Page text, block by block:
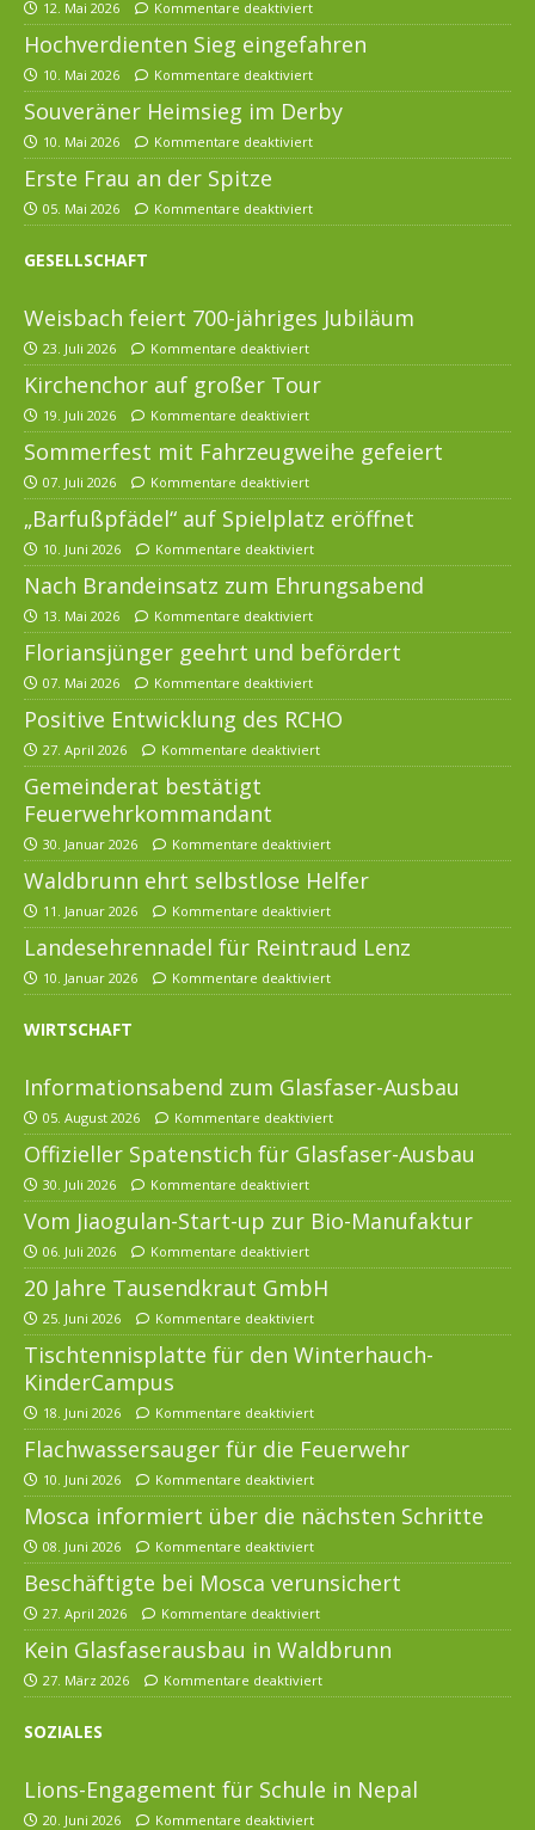
12. Mai 2026 Kommentare deaktiviert
Hochverdienten Sieg eingefahren
10. Mai 2026 Kommentare deaktiviert
Souveräner Heimsieg im Derby
10. Mai 2026 Kommentare deaktiviert
Erste Frau an der Spitze
05. Mai 2026 Kommentare deaktiviert
GESELLSCHAFT
Weisbach feiert 700-jähriges Jubiläum
23. Juli 2026 Kommentare deaktiviert
Kirchenchor auf großer Tour
19. Juli 2026 Kommentare deaktiviert
Sommerfest mit Fahrzeugweihe gefeiert
07. Juli 2026 Kommentare deaktiviert
„Barfußpfädel“ auf Spielplatz eröffnet
10. Juni 2026 Kommentare deaktiviert
Nach Brandeinsatz zum Ehrungsabend
13. Mai 2026 Kommentare deaktiviert
Floriansjünger geehrt und befördert
07. Mai 2026 Kommentare deaktiviert
Positive Entwicklung des RCHO
27. April 2026 Kommentare deaktiviert
Gemeinderat bestätigt
Feuerwehrkommandant
30. Januar 2026 Kommentare deaktiviert
Waldbrunn ehrt selbstlose Helfer
11. Januar 2026 Kommentare deaktiviert
Landesehrennadel für Reintraud Lenz
10. Januar 2026 Kommentare deaktiviert
WIRTSCHAFT
Informationsabend zum Glasfaser-Ausbau
05. August 2026 Kommentare deaktiviert
Offizieller Spatenstich für Glasfaser-Ausbau
30. Juli 2026 Kommentare deaktiviert
Vom Jiaogulan-Start-up zur Bio-Manufaktur
06. Juli 2026 Kommentare deaktiviert
20 Jahre Tausendkraut GmbH
25. Juni 2026 Kommentare deaktiviert
Tischtennisplatte für den Winterhauch-
KinderCampus
18. Juni 2026 Kommentare deaktiviert
Flachwassersauger für die Feuerwehr
10. Juni 2026 Kommentare deaktiviert
Mosca informiert über die nächsten Schritte
08. Juni 2026 Kommentare deaktiviert
Beschäftigte bei Mosca verunsichert
27. April 2026 Kommentare deaktiviert
Kein Glasfaserausbau in Waldbrunn
27. März 2026 Kommentare deaktiviert
SOZIALES
Lions-Engagement für Schule in Nepal
20. Juni 2026 Kommentare deaktiviert